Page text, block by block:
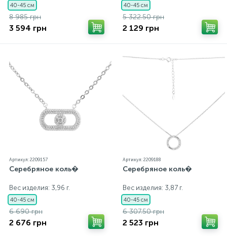
40-45 см
8 985 грн
3 594 грн
40-45 см
5 322.50 грн
2 129 грн
Артикул: 2209157
Серебряное коль�
Вес изделия: 3,96 г.
40-45 см
6 690 грн
2 676 грн
Артикул: 2209188
Серебряное коль�
Вес изделия: 3,87 г.
40-45 см
6 307.50 грн
2 523 грн